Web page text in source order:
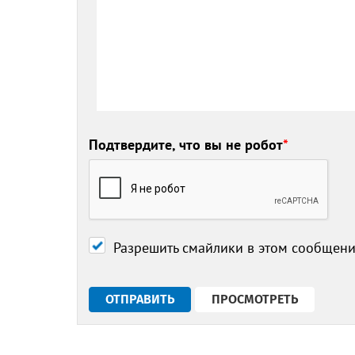
Подтвердите, что вы не робот*
Разрешить смайлики в этом